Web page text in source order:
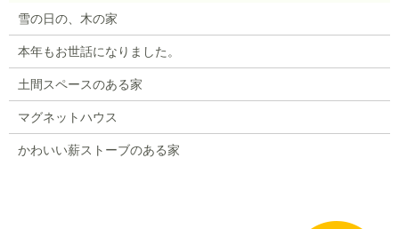
雪の日の、木の家
本年もお世話になりました。
土間スペースのある家
マグネットハウス
かわいい薪ストーブのある家